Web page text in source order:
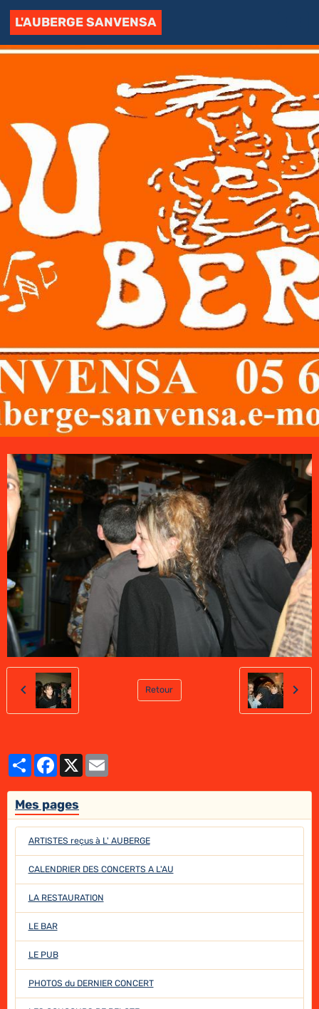
L'AUBERGE SANVENSA
Retour
PartagerFacebook
X
Mes pages
ARTISTES reçus à L' AUBERGE
CALENDRIER DES CONCERTS A L'AU
LA RESTAURATION
LE BAR
LE PUB
PHOTOS du DERNIER CONCERT